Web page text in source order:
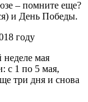
– помните еще?
и День Победы.
мая
с 1 по 5 мая,
три дня и снова